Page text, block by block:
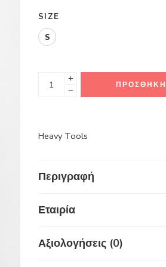
SIZE
S
Heavy Tools
Περιγραφή
Εταιρία
Αξιολογήσεις (0)